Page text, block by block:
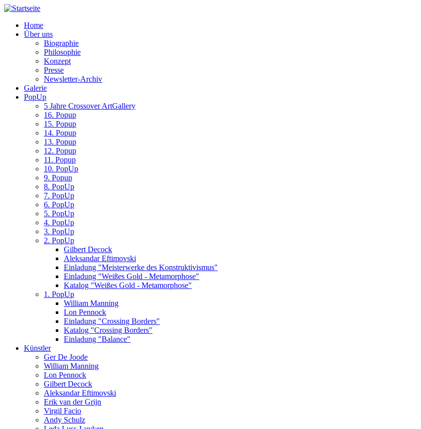
Home
Über uns
Biographie
Philosophie
Konzept
Presse
Newsletter-Archiv
Galerie
PopUp
5 Jahre Crossover ArtGallery
16. Popup
15. Popup
14. Popup
13. Popup
12. Popup
11. Popup
10. PopUp
9. Popup
8. PopUp
7. PopUp
6. PopUp
5. PopUp
4. PopUp
3. PopUp
2. PopUp
Gilbert Decock
Aleksandar Eftimovski
Einladung "Meisterwerke des Konstruktivismus"
Einladung "Weißes Gold - Metamorphose"
Katalog "Weißes Gold - Metamorphose"
1. PopUp
William Manning
Lon Pennock
Einladung "Crossing Borders"
Katalog "Crossing Borders"
Einladung "Balance"
Künstler
Ger De Joode
William Manning
Lon Pennock
Gilbert Decock
Aleksandar Eftimovski
Erik van der Grijn
Virgil Facio
Andy Schulz